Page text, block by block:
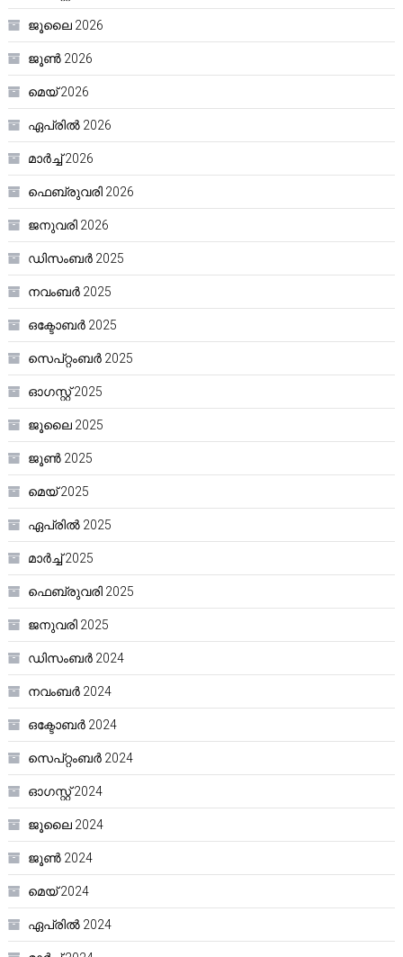
ജൂലൈ 2026
ജൂൺ 2026
മെയ്‌ 2026
ഏപ്രിൽ 2026
മാർച്ച്‌ 2026
ഫെബ്രുവരി 2026
ജനുവരി 2026
ഡിസംബർ 2025
നവംബർ 2025
ഒക്ടോബർ 2025
സെപ്റ്റംബർ 2025
ഓഗസ്റ്റ്‌ 2025
ജൂലൈ 2025
ജൂൺ 2025
മെയ്‌ 2025
ഏപ്രിൽ 2025
മാർച്ച്‌ 2025
ഫെബ്രുവരി 2025
ജനുവരി 2025
ഡിസംബർ 2024
നവംബർ 2024
ഒക്ടോബർ 2024
സെപ്റ്റംബർ 2024
ഓഗസ്റ്റ്‌ 2024
ജൂലൈ 2024
ജൂൺ 2024
മെയ്‌ 2024
ഏപ്രിൽ 2024